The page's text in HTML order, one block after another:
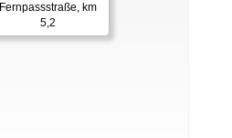
Fernpassstraße, km
5,2